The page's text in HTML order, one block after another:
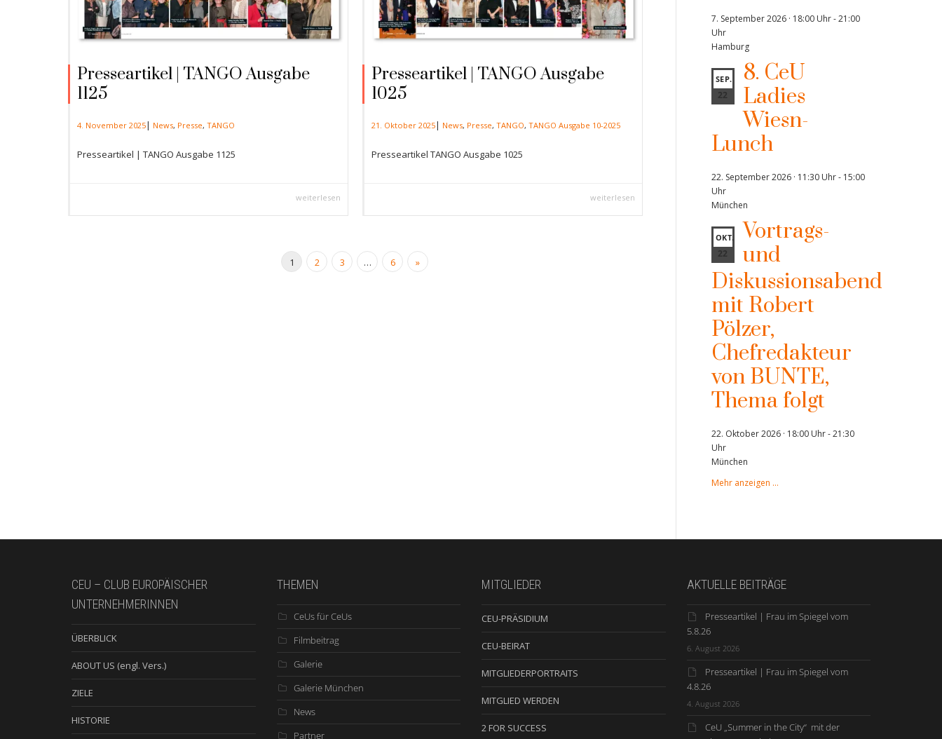
Presseartikel | TANGO Ausgabe
1125
4. November 2025| News, Presse, TANGO
Presseartikel | TANGO Ausgabe 1125
weiterlesen
Presseartikel | TANGO Ausgabe
1025
21. Oktober 2025| News, Presse, TANGO, TANGO Ausgabe 10-2025
Presseartikel TANGO Ausgabe 1025
weiterlesen
1 2 3 … 6 »
7. September 2026 · 18:00 Uhr-21:00
Uhr
Hamburg
SEP.
22
8. CeU
Ladies
Wiesn-
Lunch
22. September 2026 · 11:30 Uhr- 15:00
Uhr
München
OKT.
22
Vortrags-
und
Diskussionsabend
mit Robert
Pölzer,
Chefredakteur
von BUNTE,
Thema folgt
22. Oktober 2026 · 18:00 Uhr-21:30
Uhr
München
Mehr anzeigen …
CEU – CLUB EUROPÄISCHER
UNTERNEHMERINNEN
ÜBERBLICK
ABOUT US (engl. Vers.)
ZIELE
HISTORIE
THEMEN
CeUs für CeUs
Filmbeitrag
Galerie
Galerie München
News
Partner
MITGLIEDER
CEU-PRÄSIDIUM
CEU-BEIRAT
MITGLIEDERPORTRAITS
MITGLIED WERDEN
2 FOR SUCCESS
AKTUELLE BEITRÄGE
Presseartikel | Frau im Spiegel vom
5.8.26
6. August 2026
Presseartikel | Frau im Spiegel vom
4.8.26
4. August 2026
CeU „Summer in the City“ mit der